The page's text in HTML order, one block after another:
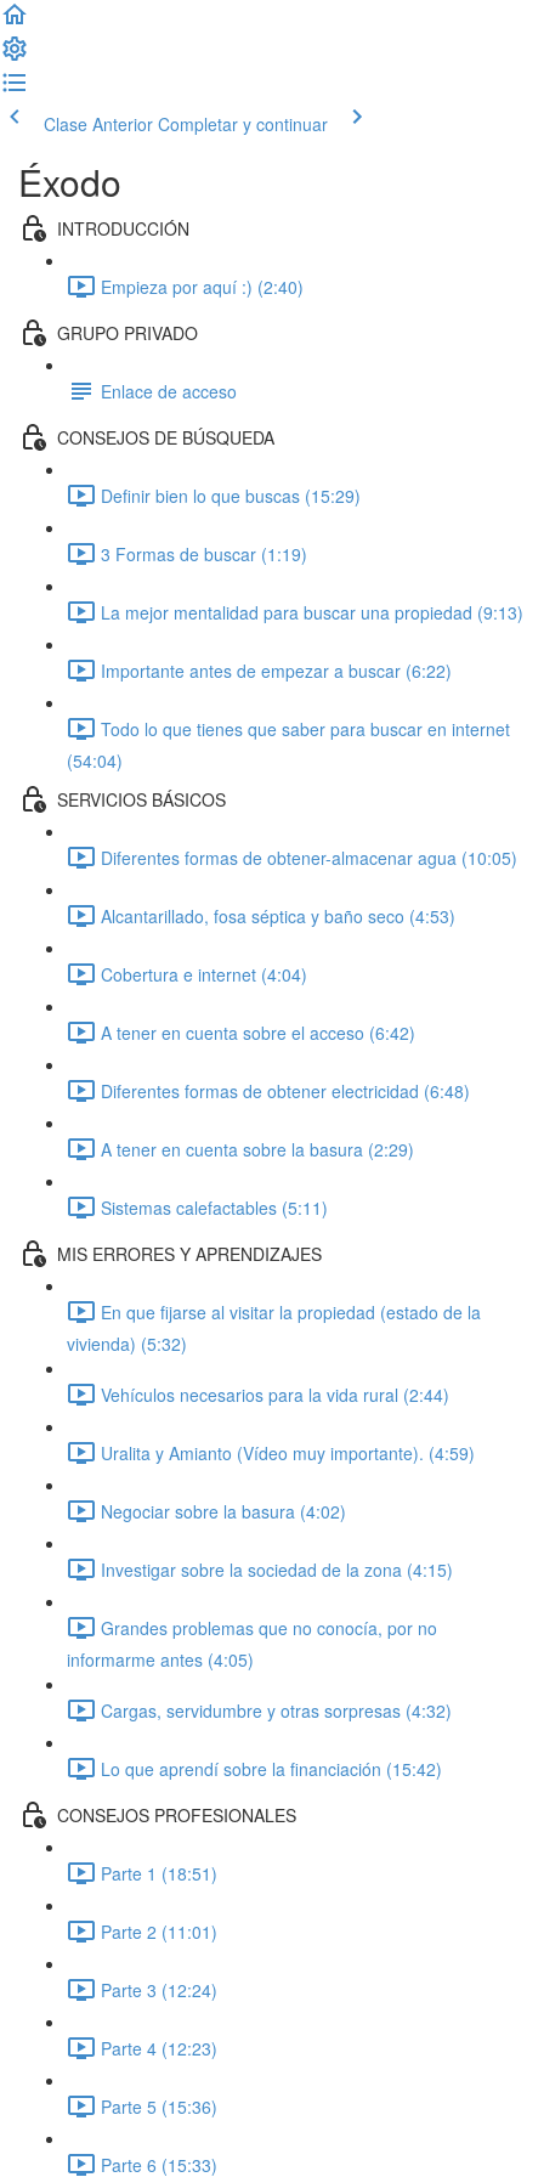
Clase Anterior Completar y continuar
Éxodo
INTRODUCCIÓN
Empieza por aquí :) (2:40)
GRUPO PRIVADO
Enlace de acceso
CONSEJOS DE BÚSQUEDA
Definir bien lo que buscas (15:29)
3 Formas de buscar (1:19)
La mejor mentalidad para buscar una propiedad (9:13)
Importante antes de empezar a buscar (6:22)
Todo lo que tienes que saber para buscar en internet
(54:04)
SERVICIOS BÁSICOS
Diferentes formas de obtener-almacenar agua (10:05)
Alcantarillado, fosa séptica y baño seco (4:53)
Cobertura e internet (4:04)
A tener en cuenta sobre el acceso (6:42)
Diferentes formas de obtener electricidad (6:48)
A tener en cuenta sobre la basura (2:29)
Sistemas calefactables (5:11)
MIS ERRORES Y APRENDIZAJES
En que fijarse al visitar la propiedad (estado de la
vivienda) (5:32)
Vehículos necesarios para la vida rural (2:44)
Uralita y Amianto (Vídeo muy importante). (4:59)
Negociar sobre la basura (4:02)
Investigar sobre la sociedad de la zona (4:15)
Grandes problemas que no conocía, por no
informarme antes (4:05)
Cargas, servidumbre y otras sorpresas (4:32)
Lo que aprendí sobre la financiación (15:42)
CONSEJOS PROFESIONALES
Parte 1 (18:51)
Parte 2 (11:01)
Parte 3 (12:24)
Parte 4 (12:23)
Parte 5 (15:36)
Parte 6 (15:33)